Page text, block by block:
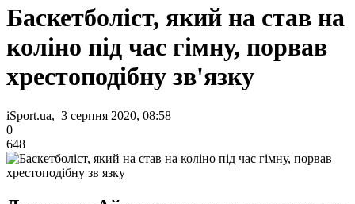
Баскетболіст, який на став на
коліно під час гімну, порвав
хрестоподібну зв'язку
iSport.ua, 3 серпня 2020, 08:58
0
648